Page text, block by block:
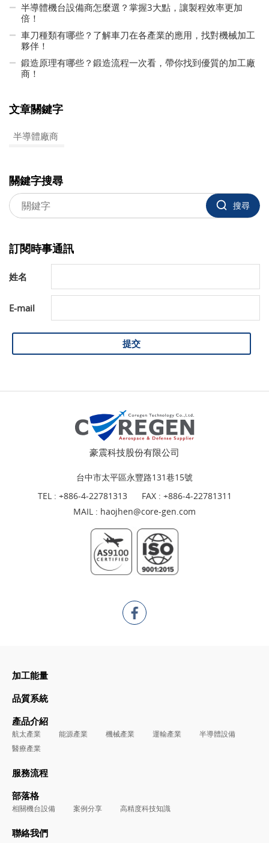
半導體機台設備商怎麼選？掌握3大點，讓製程效率更加
倍！
車刀種類有哪些？了解車刀在各產業的應用，找對機械加工
夥伴！
鍛造原理有哪些？鍛造流程一次看，帶你找到優質的加工廠
商！
文章關鍵字
半導體廠商
關鍵字搜尋
搜尋
訂閱時事通訊
姓名
E-mail
提交
豪震科技股份有限公司
台中市太平區永豐路131巷15號
TEL : +886-4-22781313
FAX : +886-4-22781311
MAIL : haojhen@core-gen.com
加工能量
品質系統
產品介紹
航太產業 能源產業 機械產業 運輸產業
半導體設備
醫療產業
服務流程
部落格
相關機台設備 案例分享 高精度科技知識
聯絡我們